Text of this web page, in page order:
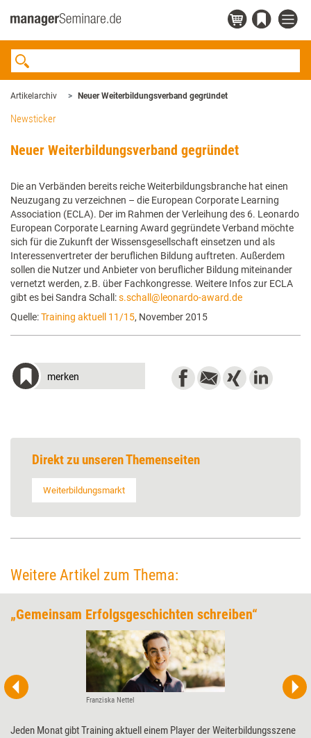
Artikelarchiv Neuer Weiterbildungsverband gegründet
Newsticker
Neuer Weiterbildungsverband gegründet
Die an Verbänden bereits reiche Weiterbildungsbranche hat einen
Neuzugang zu verzeichnen – die European Corporate Learning
Association (ECLA). Der im Rahmen der Verleihung des 6. Leonardo
European Corporate Learning Award gegründete Verband möchte
sich für die Zukunft der Wissensgesellschaft einsetzen und als
Interessenvertreter der beruflichen Bildung auftreten. Außerdem
sollen die Nutzer und Anbieter von beruflicher Bildung miteinander
vernetzt werden, z.B. über Fachkongresse. Weitere Infos zur ECLA
gibt es bei Sandra Schall:s.schall@leonardo-award.de
Quelle:Training aktuell 11/15, November 2015
merken
Direkt zu unseren Themenseiten
Weiterbildungsmarkt
Weitere Artikel zum Thema:
„Gemeinsam Erfolgsgeschichten schreiben“
Franziska Nettel
Jeden Monat gibt Training aktuell einem Player der Weiterbildungsszene